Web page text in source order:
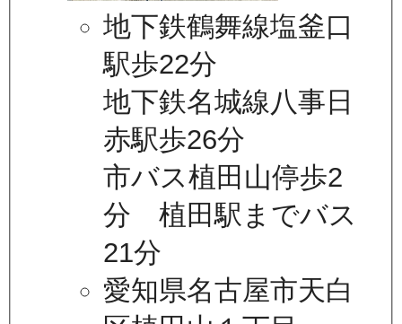
地下鉄鶴舞線塩釜口
駅歩22分
地下鉄名城線八事日
赤駅歩26分
市バス植田山停歩2
分 植田駅までバス
21分
愛知県名古屋市天白